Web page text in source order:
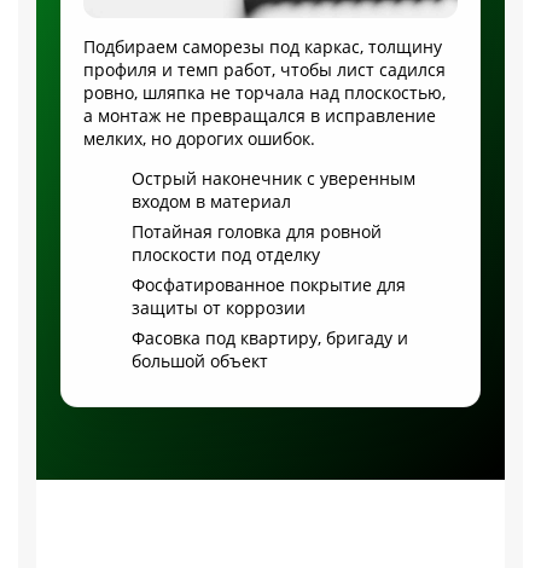
Подбираем саморезы под каркас, толщину
профиля и темп работ, чтобы лист садился
ровно, шляпка не торчала над плоскостью,
а монтаж не превращался в исправление
мелких, но дорогих ошибок.
Острый наконечник с уверенным
входом в материал
Потайная головка для ровной
плоскости под отделку
Фосфатированное покрытие для
защиты от коррозии
Фасовка под квартиру, бригаду и
большой объект